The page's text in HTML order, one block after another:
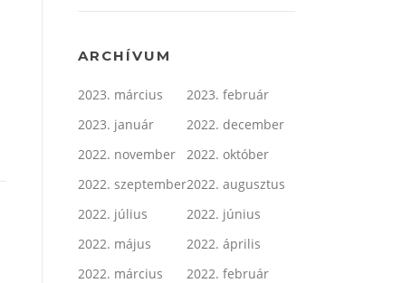
ARCHÍVUM
2023. március
2023. február
2023. január
2022. december
2022. november
2022. október
2022. szeptember2022. augusztus
2022. július
2022. június
2022. május
2022. április
2022. március
2022. február